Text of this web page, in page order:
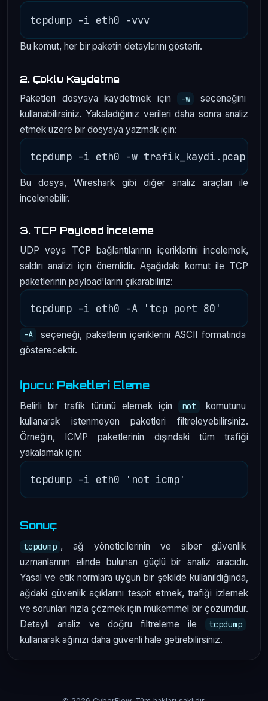
Bu komut, her bir paketin detaylarını gösterir.
2. Çoklu Kaydetme
Paketleri dosyaya kaydetmek için -w
seçeneğini
kullanabilirsiniz. Yakaladığınız verileri daha sonra analiz
etmek üzere bir dosyaya yazmak için:
Bu dosya, Wireshark gibi diğer analiz araçları ile
incelenebilir.
3. TCP Payload İnceleme
UDP veya TCP bağlantılarının içeriklerini incelemek,
saldırı analizi için önemlidir. Aşağıdaki komut ile TCP
paketlerinin payload'larını çıkarabiliriz:
-A
seçeneği, paketlerin içeriklerini ASCII formatında
gösterecektir.
İpucu: Paketleri Eleme
Belirli bir trafik türünü elemek için not
komutunu
kullanarak istenmeyen paketleri filtreleyebilirsiniz.
Örneğin, ICMP paketlerinin dışındaki tüm trafiği
yakalamak için:
Sonuç
tcpdump , ağ yöneticilerinin ve siber güvenlik
uzmanlarının elinde bulunan güçlü bir analiz aracıdır.
Yasal ve etik normlara uygun bir şekilde kullanıldığında,
ağdaki güvenlik açıklarını tespit etmek, trafiği izlemek
ve sorunları hızla çözmek için mükemmel bir çözümdür.
Detaylı analiz ve doğru filtreleme ile
tcpdump
kullanarak ağınızı daha güvenli hale getirebilirsiniz.